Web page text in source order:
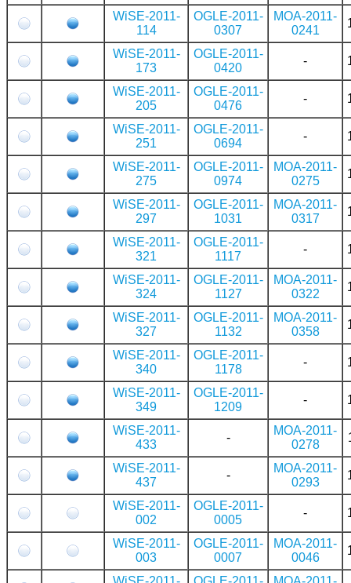
WiSE-2011-
114
OGLE-2011-
0307
MOA-2011-
0241
WiSE-2011-
173
OGLE-2011-
0420
-
WiSE-2011-
205
OGLE-2011-
0476
-
WiSE-2011-
251
OGLE-2011-
0694
-
WiSE-2011-
275
OGLE-2011-
0974
MOA-2011-
0275
WiSE-2011-
297
OGLE-2011-
1031
MOA-2011-
0317
WiSE-2011-
321
OGLE-2011-
1117
-
WiSE-2011-
324
OGLE-2011-
1127
MOA-2011-
0322
WiSE-2011-
327
OGLE-2011-
1132
MOA-2011-
0358
WiSE-2011-
340
OGLE-2011-
1178
-
WiSE-2011-
349
OGLE-2011-
1209
-
WiSE-2011-
433
-
MOA-2011-
0278
WiSE-2011-
437
-
MOA-2011-
0293
WiSE-2011-
002
OGLE-2011-
0005
-
WiSE-2011-
003
OGLE-2011-
0007
MOA-2011-
0046